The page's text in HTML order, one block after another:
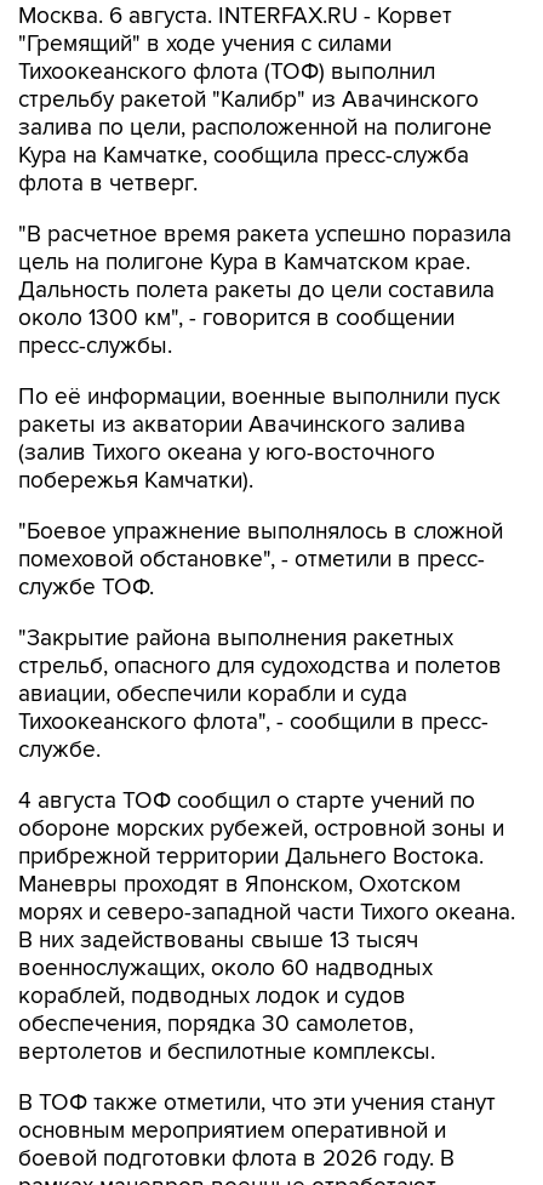
Москва. 6 августа. INTERFAX.RU - Корвет
"Гремящий" в ходе учения с силами
Тихоокеанского флота (ТОФ) выполнил
стрельбу ракетой "Калибр" из Авачинского
залива по цели, расположенной на полигоне
Кура на Камчатке, сообщила пресс-служба
флота в четверг.
"В расчетное время ракета успешно поразила
цель на полигоне Кура в Камчатском крае.
Дальность полета ракеты до цели составила
около 1300 км", - говорится в сообщении
пресс-службы.
По её информации, военные выполнили пуск
ракеты из акватории Авачинского залива
(залив Тихого океана у юго-восточного
побережья Камчатки).
"Боевое упражнение выполнялось в сложной
помеховой обстановке", - отметили в пресс-
службе ТОФ.
"Закрытие района выполнения ракетных
стрельб, опасного для судоходства и полетов
авиации, обеспечили корабли и суда
Тихоокеанского флота", - сообщили в пресс-
службе.
4 августа ТОФ сообщил о старте учений по
обороне морских рубежей, островной зоны и
прибрежной территории Дальнего Востока.
Маневры проходят в Японском, Охотском
морях и северо-западной части Тихого океана.
В них задействованы свыше 13 тысяч
военнослужащих, около 60 надводных
кораблей, подводных лодок и судов
обеспечения, порядка 30 самолетов,
вертолетов и беспилотные комплексы.
В ТОФ также отметили, что эти учения станут
основным мероприятием оперативной и
боевой подготовки флота в 2026 году. В